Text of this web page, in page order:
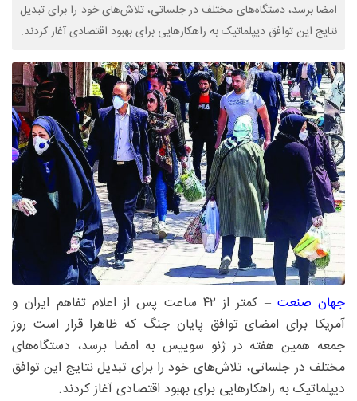
امضا برسد، دستگاه‌های مختلف در جلساتی، تلاش‌های خود را برای تبدیل
نتایج این توافق دیپلماتیک به راهکارهایی برای بهبود اقتصادی آغاز کردند.
جهان‌ صنعت
– کمتر از ۴۲ ساعت پس از اعلام تفاهم ایران و
آمریکا برای امضای توافق پایان جنگ که ظاهرا قرار است روز
جمعه همین هفته در ژنو سوییس به امضا برسد، دستگاه‌های
مختلف در جلساتی، تلاش‌های خود را برای تبدیل نتایج این توافق
دیپلماتیک به راهکارهایی برای بهبود اقتصادی آغاز کردند.